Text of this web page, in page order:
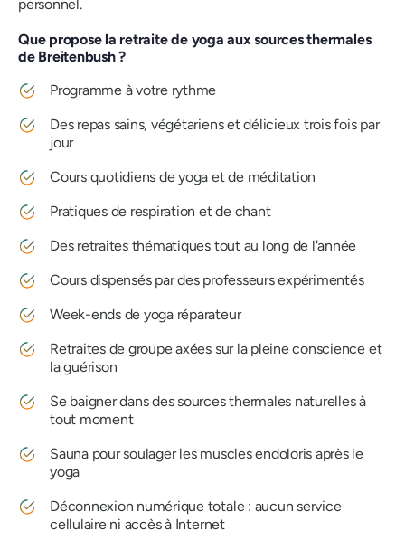
personnel.
Que propose la retraite de yoga aux sources thermales
de Breitenbush ?
Programme à votre rythme
Des repas sains, végétariens et délicieux trois fois par
jour
Cours quotidiens de yoga et de méditation
Pratiques de respiration et de chant
Des retraites thématiques tout au long de l'année
Cours dispensés par des professeurs expérimentés
Week-ends de yoga réparateur
Retraites de groupe axées sur la pleine conscience et
la guérison
Se baigner dans des sources thermales naturelles à
tout moment
Sauna pour soulager les muscles endoloris après le
yoga
Déconnexion numérique totale : aucun service
cellulaire ni accès à Internet